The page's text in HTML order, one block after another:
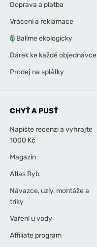
Doprava a platba
Vrácení a reklamace
Balíme ekologicky
Dárek ke každé objednávce
Prodej na splátky
CHYŤ A PUSŤ
Napište recenzi a vyhrajte
1000 Kč
Magazín
Atlas Ryb
Návazce, uzly, montáže a
triky
Vaření u vody
Affiliate program